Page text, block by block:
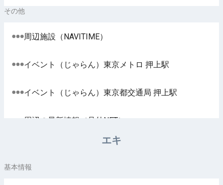
その他
周辺施設（NAVITIME）
イベント（じゃらん）東京メトロ 押上駅
イベント（じゃらん）東京都交通局 押上駅
周辺の最新情報（号外NET）
エキ
基本情報